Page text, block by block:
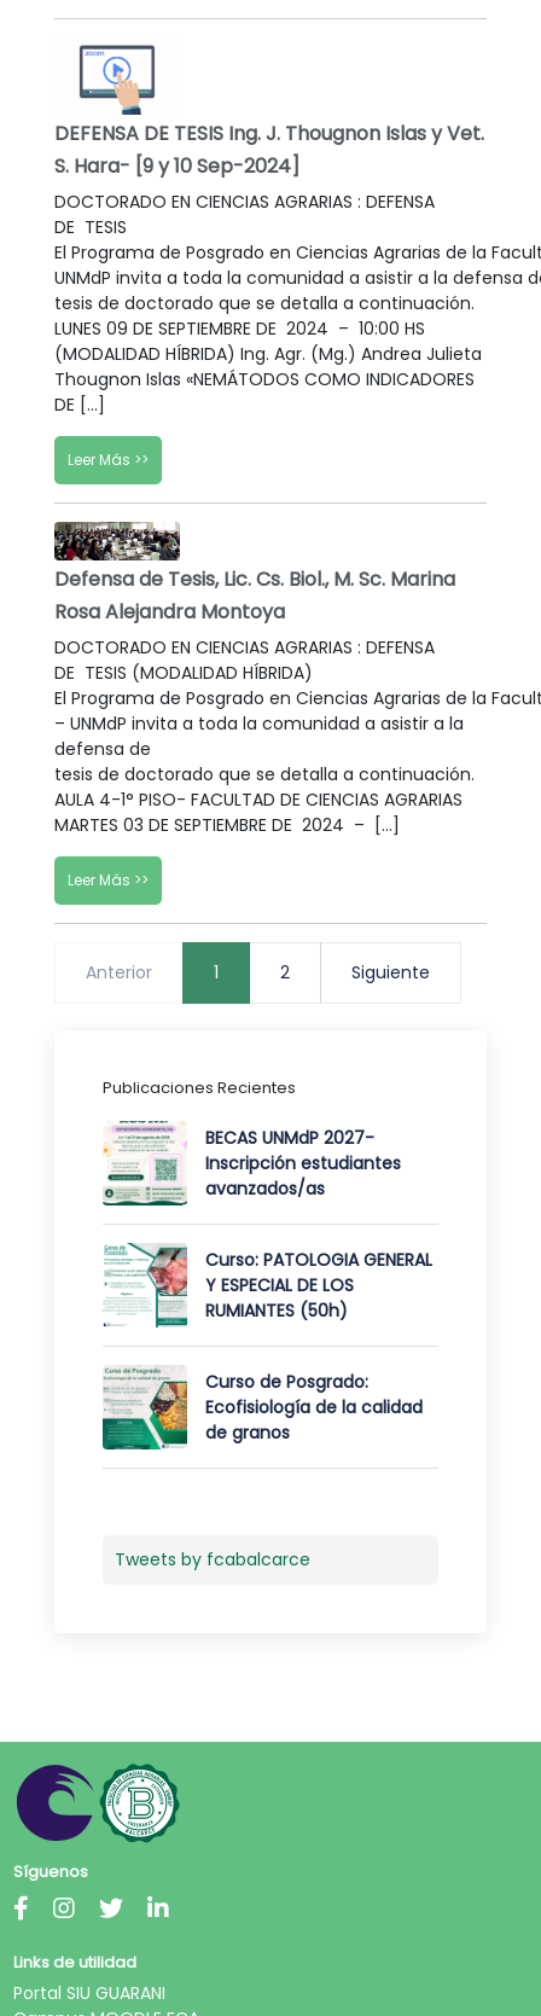
DEFENSA DE TESIS Ing. J. Thougnon Islas y Vet.
S. Hara- [9 y 10 Sep-2024]
DOCTORADO EN CIENCIAS AGRARIAS : DEFENSA
DE TESIS
El Programa de Posgrado en Ciencias Agrarias de la
UNMdP invita a toda la comunidad a asistir a la defensa
tesis de doctorado que se detalla a continuación.
LUNES 09 DE SEPTIEMBRE DE 2024 – 10:00 HS
(MODALIDAD HÍBRIDA) Ing. Agr. (Mg.) Andrea Julieta
Thougnon Islas «NEMÁTODOS COMO INDICADORES
DE […]
Leer Más >>
Defensa de Tesis, Lic. Cs. Biol., M. Sc. Marina
Rosa Alejandra Montoya
DOCTORADO EN CIENCIAS AGRARIAS : DEFENSA
DE TESIS (MODALIDAD HÍBRIDA)
El Programa de Posgrado en Ciencias Agrarias de la
– UNMdP invita a toda la comunidad a asistir a la
defensa de
tesis de doctorado que se detalla a continuación.
AULA 4-1° PISO- FACULTAD DE CIENCIAS AGRARIAS
MARTES 03 DE SEPTIEMBRE DE 2024 – […]
Leer Más >>
Anterior 1 2 Siguiente
Publicaciones Recientes
BECAS UNMdP 2027-
Inscripción estudiantes
avanzados/as
Curso: PATOLOGIA GENERAL
Y ESPECIAL DE LOS
RUMIANTES (50h)
Curso de Posgrado:
Ecofisiología de la calidad
de granos
Tweets by fcabalcarce
Síguenos
Links de utilidad
Portal SIU GUARANI